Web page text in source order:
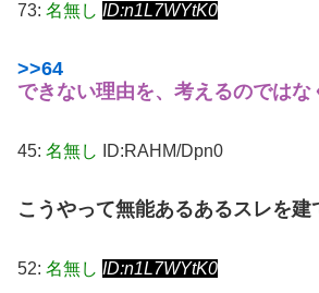
73: 名無し ID:n1L7WYtK0
>>64
できない理由を、考えるのではな
45: 名無し ID:RAHM/Dpn0
こうやって無能あるあるスレを建
52: 名無し ID:n1L7WYtK0